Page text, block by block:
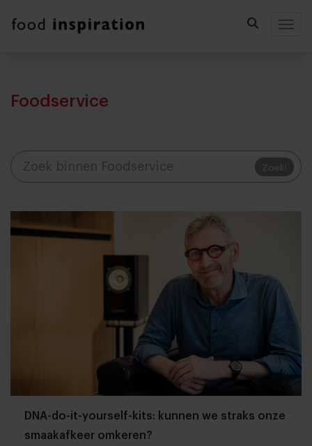
Foodservice
Zoek!
DNA-do-it-yourself-kits: kunnen we straks onze
smaakafkeer omkeren?